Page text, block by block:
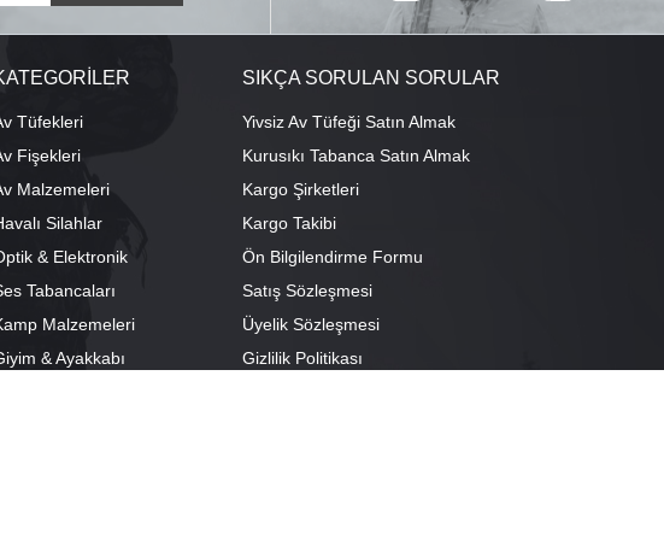
Tüfekleri
Fişekleri
Malzemeleri
Silahlar
& Elektronik
Tabancaları
Malzemeleri
& Ayakkabı
SIKÇA SORULAN SORULAR
Yivsiz Av Tüfeği Satın Almak
Kurusıkı Tabanca Satın Almak
Kargo Şirketleri
Kargo Takibi
Ön Bilgilendirme Formu
Satış Sözleşmesi
Üyelik Sözleşmesi
Gizlilik Politikası